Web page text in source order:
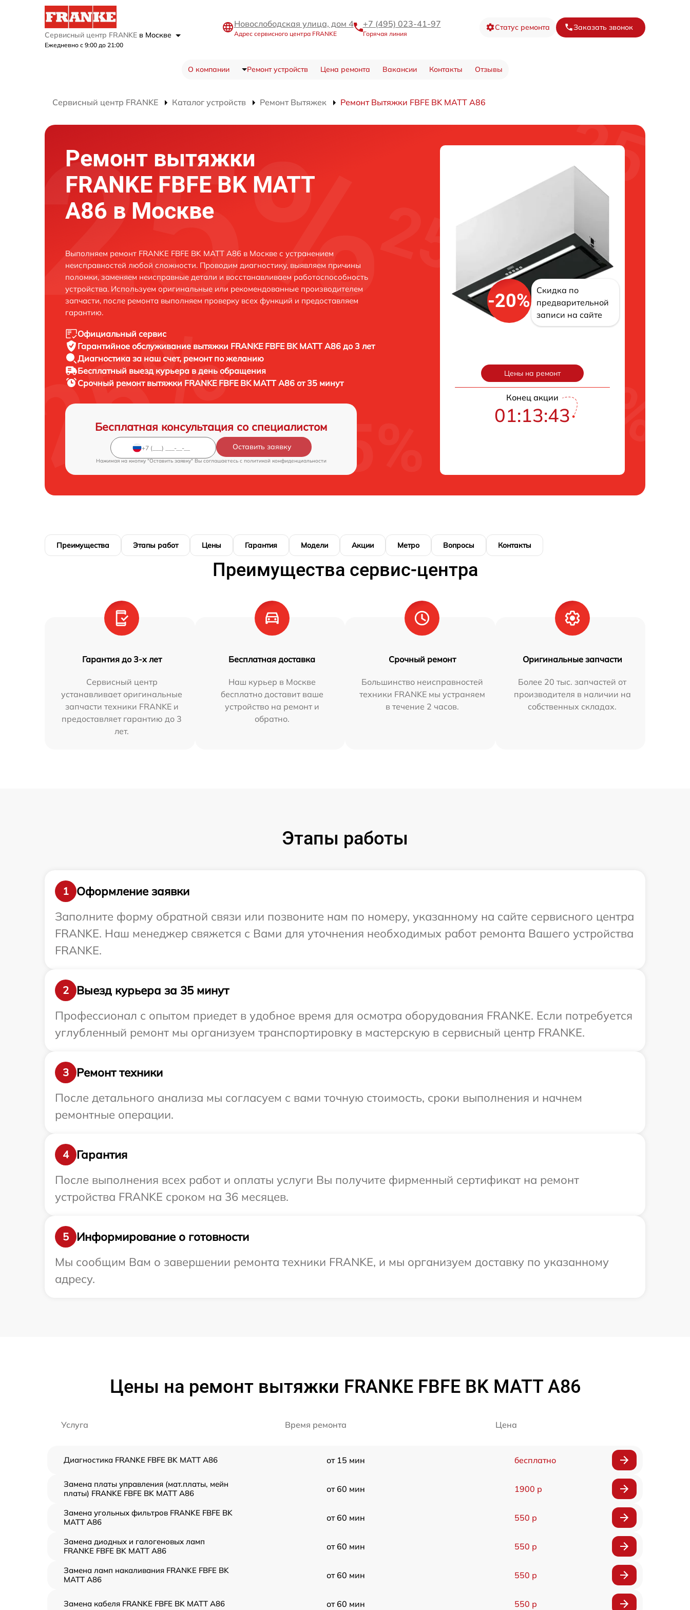
Сервисный центр FRANKE в Москве
Ежедневно с 9:00 до 21:00
Новослободская улица, дом 4
Адрес сервисного центра FRANKE
+7 (495) 023-41-97
Горячая линия
Статус ремонта Заказать звонок
О компании Ремонт устройств Цена ремонта Вакансии Контакты Отзывы
Сервисный центр FRANKE Каталог устройств Ремонт Вытяжек Ремонт Вытяжки FBFE BK MATT A86
Ремонт вытяжки
FRANKE FBFE BK MATT
A86 в Москве
Выполняем ремонт FRANKE FBFE BK MATT A86 в Москве с устранением
неисправностей любой сложности. Проводим диагностику, выявляем причины
поломки, заменяем неисправные детали и восстанавливаем работоспособность
устройства. Используем оригинальные или рекомендованные производителем
запчасти, после ремонта выполняем проверку всех функций и предоставляем
гарантию.
Официальный сервис
Гарантийное обслуживание вытяжки FRANKE FBFE BK MATT A86 до 3 лет
Диагностика за наш счет, ремонт по желанию
Бесплатный выезд курьера в день обращения
Срочный ремонт вытяжки FRANKE FBFE BK MATT A86 от 35 минут
Бесплатная консультация со специалистом
Оставить заявку
Нажимая на кнопку "Оставить заявку" Вы соглашаетесь c политикой конфиденциальности
-20%
Скидка по
предварительной
записи на сайте
Цены на ремонт
Конец акции
01:13:42
Преимущества Этапы работ Цены Гарантия Модели Акции Метро Вопросы Контакты
Преимущества сервис-центра
Гарантия до 3-х лет
Сервисный центр
устанавливает оригинальные
запчасти техники FRANKE и
предоставляет гарантию до 3
лет.
Бесплатная доставка
Наш курьер в Москве
бесплатно доставит ваше
устройство на ремонт и
обратно.
Срочный ремонт
Большинство неисправностей
техники FRANKE мы устраняем
в течение 2 часов.
Оригинальные запчасти
Более 20 тыс. запчастей от
производителя в наличии на
собственных складах.
Этапы работы
1
Оформление заявки
Заполните форму обратной связи или позвоните нам по номеру, указанному на сайте сервисного центра
FRANKE. Наш менеджер свяжется с Вами для уточнения необходимых работ ремонта Вашего устройства
FRANKE.
2
Выезд курьера за 35 минут
Профессионал с опытом приедет в удобное время для осмотра оборудования FRANKE. Если потребуется
углубленный ремонт мы организуем транспортировку в мастерскую в сервисный центр FRANKE.
3
Ремонт техники
После детального анализа мы согласуем с вами точную стоимость, сроки выполнения и начнем
ремонтные операции.
4
Гарантия
После выполнения всех работ и оплаты услуги Вы получите фирменный сертификат на ремонт
устройства FRANKE сроком на 36 месяцев.
5
Информирование о готовности
Мы сообщим Вам о завершении ремонта техники FRANKE, и мы организуем доставку по указанному
адресу.
Цены на ремонт вытяжки FRANKE FBFE BK MATT A86
Услуга Время ремонта Цена
Диагностика FRANKE FBFE BK MATT A86 от 15 мин бесплатно
Замена платы управления (мат.платы, мейн
платы) FRANKE FBFE BK MATT A86
от 60 мин 1900 р
Замена угольных фильтров FRANKE FBFE BK
MATT A86
от 60 мин 550 р
Замена диодных и галогеновых ламп
FRANKE FBFE BK MATT A86
от 60 мин 550 р
Замена ламп накаливания FRANKE FBFE BK
MATT A86
от 60 мин 550 р
Замена кабеля FRANKE FBFE BK MATT A86 от 60 мин 550 р